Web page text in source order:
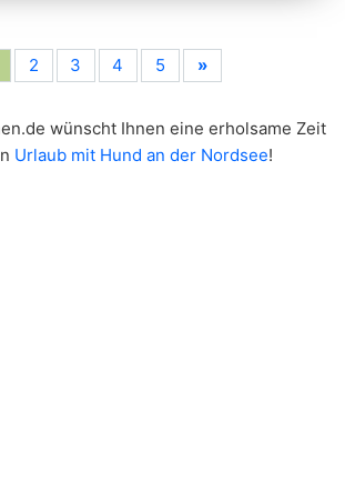
2 3 4 5 »
wünscht Ihnen eine erholsame Zeit
Urlaub mit Hund an der Nordsee!